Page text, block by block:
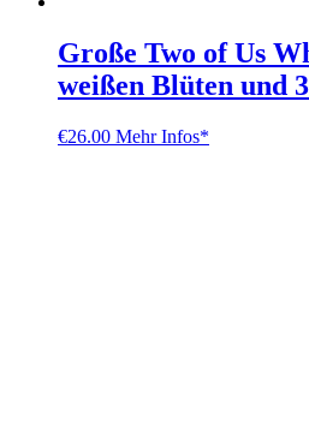
Große Two of Us
weißen Blüten und
€26.00 Mehr Infos*